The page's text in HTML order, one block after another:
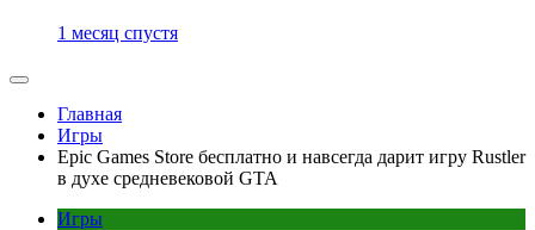
1 месяц спустя
Главная
Игры
Epic Games Store бесплатно и навсегда дарит игру Rustler
в духе средневековой GTA
Игры